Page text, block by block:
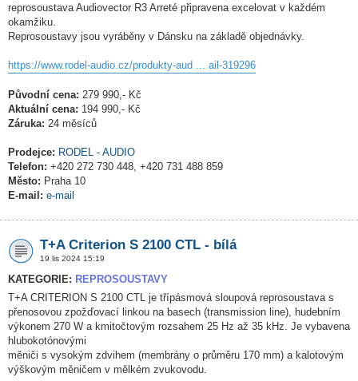
reprosoustava Audiovector R3 Arreté připravena excelovat v každém
okamžiku.
Reprosoustavy jsou vyráběny v Dánsku na základě objednávky.
https://www.rodel-audio.cz/produkty-aud ... ail-319296
Původní cena: 279 990,- Kč
Aktuální cena: 194 990,- Kč
Záruka: 24 měsíců
Prodejce: RODEL - AUDIO
Telefon: +420 272 730 448, +420 731 488 859
Město: Praha 10
E-mail: e-mail
T+A Criterion S 2100 CTL - bílá
19 lis 2024 15:19
KATEGORIE: REPROSOUSTAVY
T+A CRITERION S 2100 CTL je třípásmová sloupová reprosoustava s
přenosovou zpožďovací linkou na basech (transmission line), hudebním
výkonem 270 W a kmitočtovým rozsahem 25 Hz až 35 kHz. Je vybavena
hlubokotónovými
měniči s vysokým zdvihem (membrány o průměru 170 mm) a kalotovým
výškovým měničem v mělkém zvukovodu.